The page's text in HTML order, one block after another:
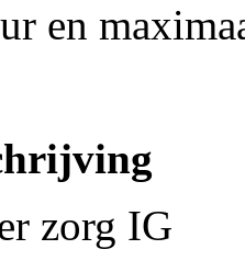
en
zorg IG